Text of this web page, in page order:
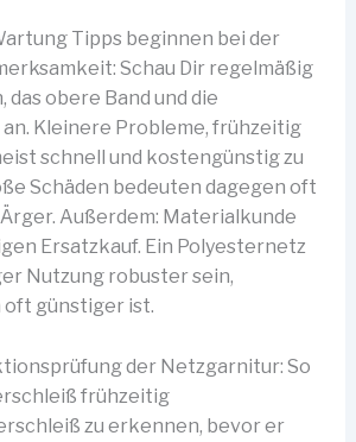
Tipps beginnen bei der
Schau Dir regelmäßig
obere Band und die
Kleinere Probleme, frühzeitig
schnell und kostengünstig zu
Schäden bedeuten dagegen oft
Außerdem: Materialkunde
Ersatzkauf. Ein Polyesternetz
Nutzung robuster sein,
oft günstiger ist.
der Netzgarnitur: So
frühzeitig
zu erkennen, bevor er